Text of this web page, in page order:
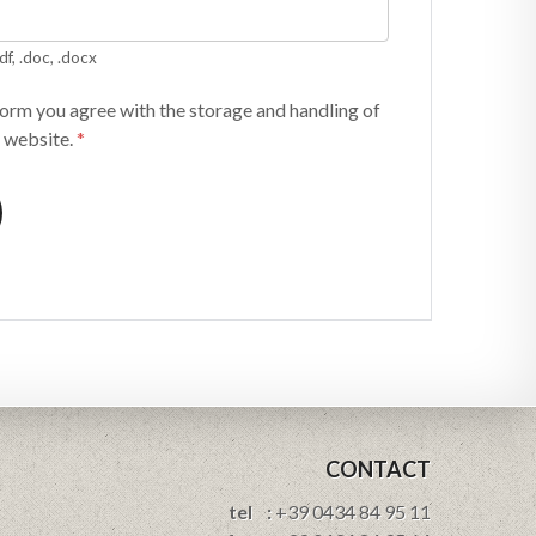
.doc, .docx
you agree with the storage and handling of
*
CONTACT
tel :+39 0434 84 95 11